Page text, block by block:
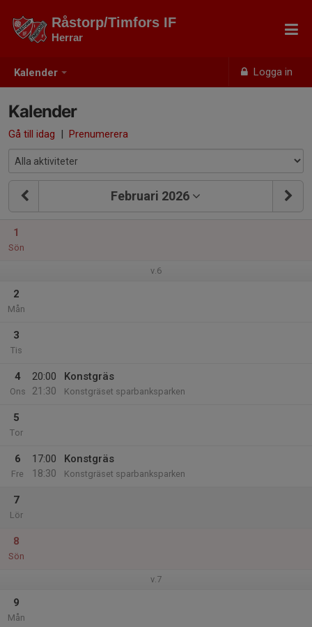
Kalender Logga in
Råstorp/Timfors IF
Herrar
Kalender
Gå till idag | Prenumerera
Februari 2026
1
Sön
v.6
2
Mån
3
Tis
4
Ons
20:00
21:30
Konstgräs
Konstgräset sparbanksparken
5
Tor
6
Fre
17:00
18:30
Konstgräs
Konstgräset sparbanksparken
7
Lör
8
Sön
v.7
9
Mån